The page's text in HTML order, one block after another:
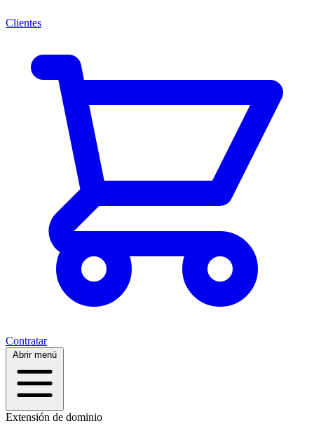
Clientes
Contratar
Abrir menú
Extensión de dominio